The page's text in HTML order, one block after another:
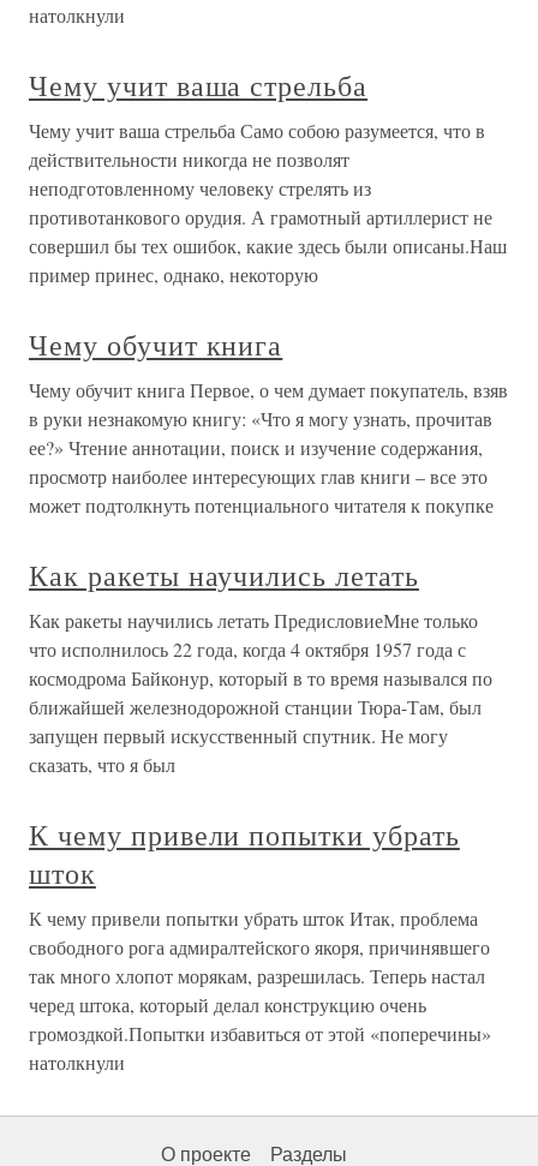
натолкнули
Чему учит ваша стрельба
Чему учит ваша стрельба Само собою разумеется, что в
действительности никогда не позволят
неподготовленному человеку стрелять из
противотанкового орудия. А грамотный артиллерист не
совершил бы тех ошибок, какие здесь были описаны.Наш
пример принес, однако, некоторую
Чему обучит книга
Чему обучит книга Первое, о чем думает покупатель, взяв
в руки незнакомую книгу: «Что я могу узнать, прочитав
ее?» Чтение аннотации, поиск и изучение содержания,
просмотр наиболее интересующих глав книги – все это
может подтолкнуть потенциального читателя к покупке
Как ракеты научились летать
Как ракеты научились летать ПредисловиеМне только
что исполнилось 22 года, когда 4 октября 1957 года с
космодрома Байконур, который в то время назывался по
ближайшей железнодорожной станции Тюра-Там, был
запущен первый искусственный спутник. Не могу
сказать, что я был
К чему привели попытки убрать
шток
К чему привели попытки убрать шток Итак, проблема
свободного рога адмиралтейского якоря, причинявшего
так много хлопот морякам, разрешилась. Теперь настал
черед штока, который делал конструкцию очень
громоздкой.Попытки избавиться от этой «поперечины»
натолкнули
О проекте Разделы